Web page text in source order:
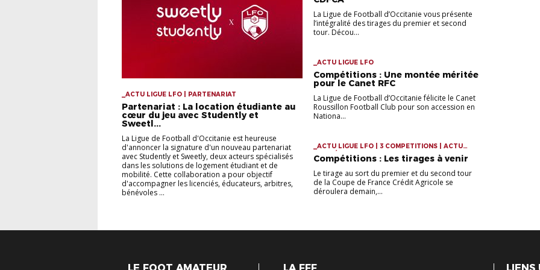
_ACTU LIGUE LFO | PARTENARIAT
Partenariat : La location étudiante au
cœur du jeu avec Studently et
Sweetl...
La Ligue de Football d'Occitanie est heureuse
d'annoncer la signature d'un nouveau partenariat
avec Studently et Sweetly, deux acteurs spécialisés
dans les solutions de logement étudiant et de
mobilité. Cette collaboration a pour objectif
d'accompagner les licenciés, éducateurs, arbitres,
bénévoles ...
La Ligue de Football d’Occitanie vous présente
l’intégralité des tirages du premier et second
tour. Décou...
_ACTU LIGUE LFO
Compétitions : Une montée méritée
pour le Canet RFC
La Ligue de Football d’Occitanie félicite le Canet
Roussillon Football Club pour son accession en
Nationa...
_ACTU LIGUE LFO | 3 COMPETITIONS | ACTU
COMPÉTITIONS
Compétitions : Les tirages à venir
Le tirage au sort du premier et du second tour
de la Coupe de France Crédit Agricole se
déroulera demain,...
LE FOOT AMATEUR LA FFF LIENS